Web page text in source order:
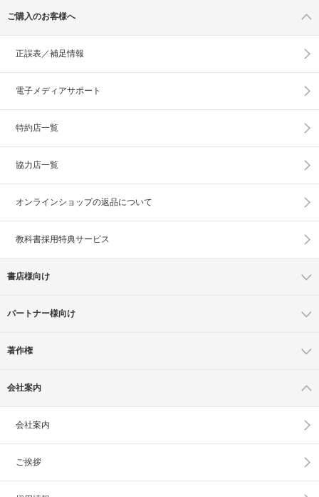
ご購入のお客様へ
正誤表／補足情報
電子メディアサポート
特約店一覧
協力店一覧
オンラインショップの返品について
教科書採用特典サービス
書店様向け
パートナー様向け
著作権
会社案内
会社案内
ご挨拶